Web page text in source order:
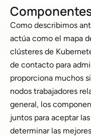
Como describimos
actúa como el mapa
clústeres de
de contacto para
proporciona muchos
nodos trabajadores
general, los
juntos para aceptar
determinar las